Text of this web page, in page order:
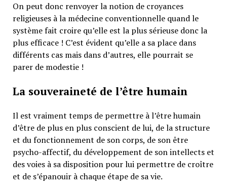
On peut donc renvoyer la notion de croyances
religieuses à la médecine conventionnelle quand le
système fait croire qu’elle est la plus sérieuse donc la
plus efficace ! C’est évident qu’elle a sa place dans
différents cas mais dans d’autres, elle pourrait se
parer de modestie !
La souveraineté de l’être humain
Il est vraiment temps de permettre à l’être humain
d’être de plus en plus conscient de lui, de la structure
et du fonctionnement de son corps, de son être
psycho-affectif, du développement de son intellects et
des voies à sa disposition pour lui permettre de croître
et de s’épanouir à chaque étape de sa vie.